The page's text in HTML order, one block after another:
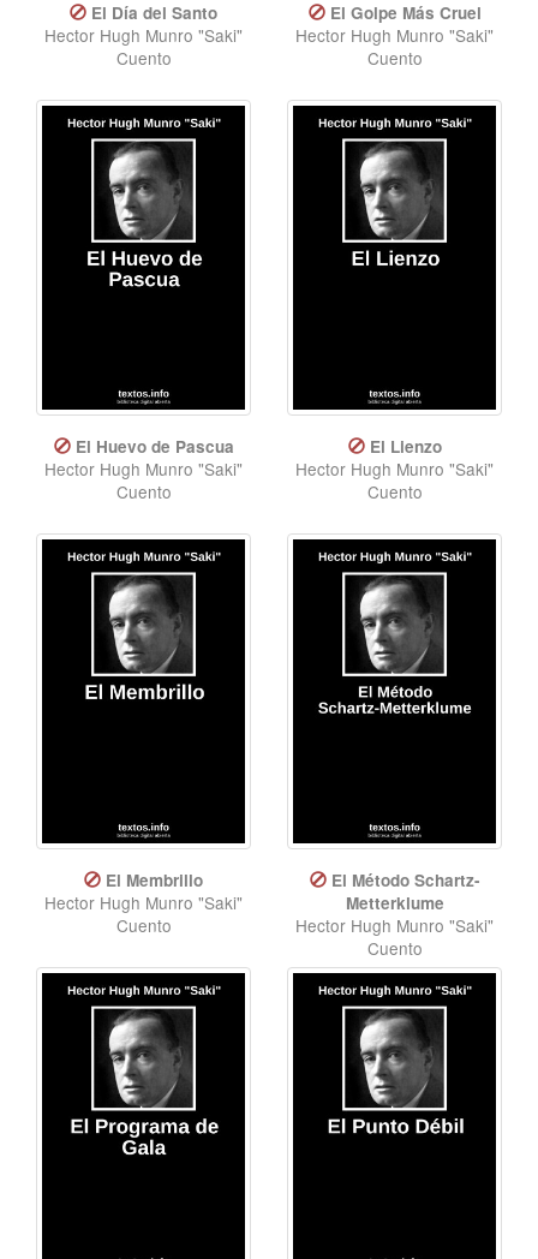
El Día del Santo
Hector Hugh Munro "Saki"
Cuento
El Golpe Más Cruel
Hector Hugh Munro "Saki"
Cuento
El Huevo de Pascua
Hector Hugh Munro "Saki"
Cuento
El Lienzo
Hector Hugh Munro "Saki"
Cuento
El Membrillo
Hector Hugh Munro "Saki"
Cuento
El Método Schartz-
Metterklume
Hector Hugh Munro "Saki"
Cuento